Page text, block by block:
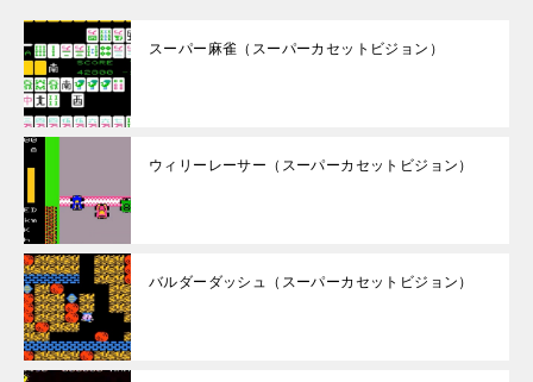
スーパー麻雀（スーパーカセットビジョン）
ウィリーレーサー（スーパーカセットビジョン）
バルダーダッシュ（スーパーカセットビジョン）